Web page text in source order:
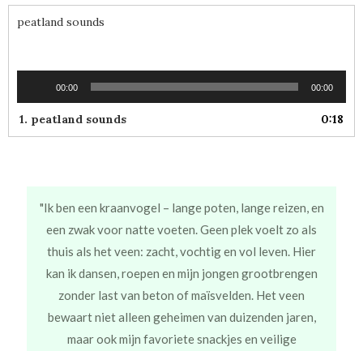
peatland sounds
00:00 00:00
1. peatland sounds 0:18
"Ik ben een kraanvogel – lange poten, lange reizen, en
een zwak voor natte voeten. Geen plek voelt zo als
thuis als het veen: zacht, vochtig en vol leven. Hier
kan ik dansen, roepen en mijn jongen grootbrengen
zonder last van beton of maïsvelden. Het veen
bewaart niet alleen geheimen van duizenden jaren,
maar ook mijn favoriete snackjes en veilige